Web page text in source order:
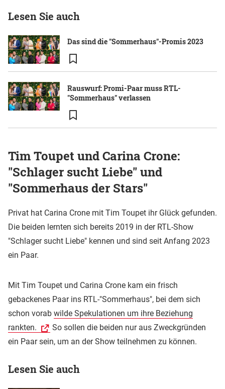
Lesen Sie auch
Das sind die "Sommerhaus"-Promis 2023
Rauswurf: Promi-Paar muss RTL-
"Sommerhaus" verlassen
Tim Toupet und Carina Crone:
"Schlager sucht Liebe" und
"Sommerhaus der Stars"
Privat hat Carina Crone mit Tim Toupet ihr Glück gefunden.
Die beiden lernten sich bereits 2019 in der RTL-Show
"Schlager sucht Liebe" kennen und sind seit Anfang 2023
ein Paar.
Mit Tim Toupet und Carina Crone kam ein frisch
gebackenes Paar ins RTL-"Sommerhaus", bei dem sich
schon vorab wilde Spekulationen um ihre Beziehung
rankten.
So sollen die beiden nur aus Zweckgründen
ein Paar sein, um an der Show teilnehmen zu können.
Lesen Sie auch